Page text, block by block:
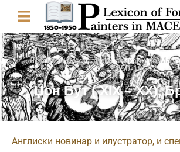
Лексикон на странски сликари во
1850-1950
Џон Бут ( XIX – XX),
Англиски новинар и илустратор, и